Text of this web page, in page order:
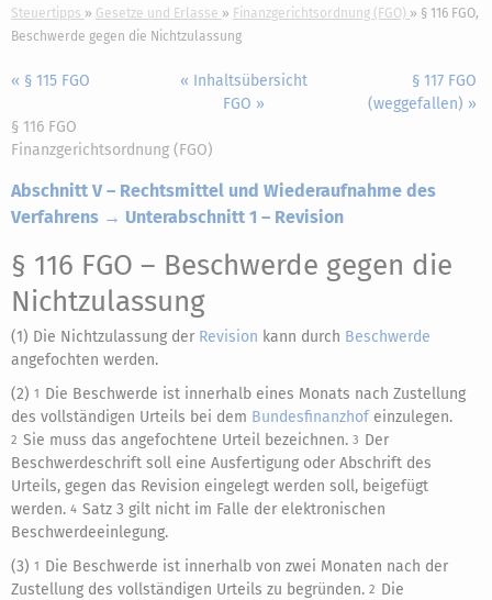
Steuertipps Gesetze und Erlasse Finanzgerichtsordnung (FGO)
§ 116 FGO,
Beschwerde gegen die Nichtzulassung
« § 115 FGO
« Inhaltsübersicht
FGO »
§ 117 FGO
(weggefallen) »
§ 116 FGO
Finanzgerichtsordnung (FGO)
Abschnitt V – Rechtsmittel und Wiederaufnahme des
Verfahrens → Unterabschnitt 1 – Revision
§ 116 FGO – Beschwerde gegen die
Nichtzulassung
(1) Die Nichtzulassung der Revision kann durch Beschwerde
angefochten werden.
(2) 1 Die Beschwerde ist innerhalb eines Monats nach Zustellung
des vollständigen Urteils bei dem Bundesfinanzhofeinzulegen.
2 Sie muss das angefochtene Urteil bezeichnen. 3 Der
Beschwerdeschrift soll eine Ausfertigung oder Abschrift des
Urteils, gegen das Revision eingelegt werden soll, beigefügt
werden. 4 Satz 3 gilt nicht im Falle der elektronischen
Beschwerdeeinlegung.
(3) 1 Die Beschwerde ist innerhalb von zwei Monaten nach der
Zustellung des vollständigen Urteils zu begründen. 2 Die